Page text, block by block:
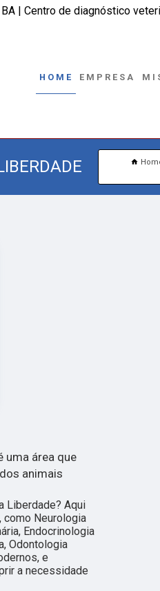
| Centro de diagnóstico
HOME EMPRESA
uma área que
animais
Liberdade? Aqui
Neurologia
Endocrinologia
Odontologia
e
a necessidade